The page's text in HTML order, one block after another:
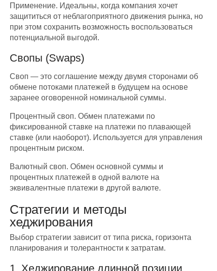
Применение. Идеальны, когда компания хочет
защититься от неблагоприятного движения рынка, но
при этом сохранить возможность воспользоваться
потенциальной выгодой.
Свопы (Swaps)
Своп — это соглашение между двумя сторонами об
обмене потоками платежей в будущем на основе
заранее оговоренной номинальной суммы.
Процентный своп. Обмен платежами по
фиксированной ставке на платежи по плавающей
ставке (или наоборот). Используется для управления
процентным риском.
Валютный своп. Обмен основной суммы и
процентных платежей в одной валюте на
эквивалентные платежи в другой валюте.
Стратегии и методы
хеджирования
Выбор стратегии зависит от типа риска, горизонта
планирования и толерантности к затратам.
1. Хеджирование длинной позиции